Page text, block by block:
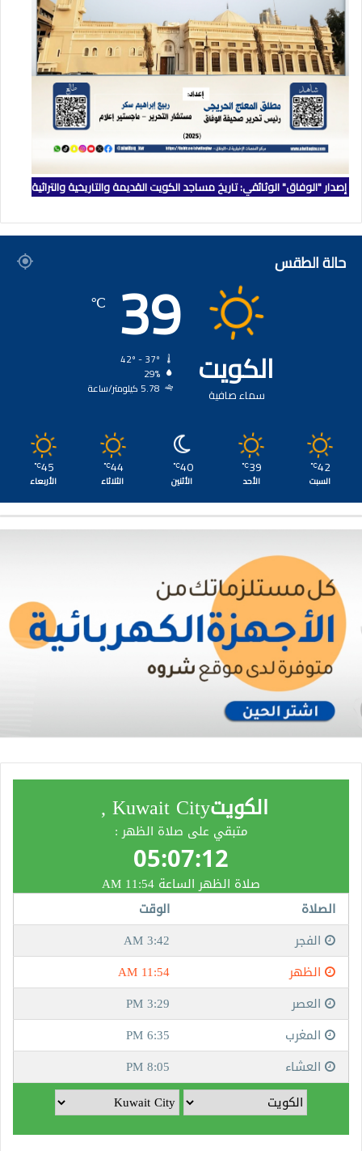
إصدار "الوفاق" الوثائقي: تاريخ مساجد الكويت القديمة والتاريخية والتراثية
حالة الطقس
الكويت
سماء صافية
39
℃
29%
5.78 كيلومتر/ساعة
42
℃
السبت
39
℃
الأحد
40
℃
الأثنين
44
℃
الثلاثاء
45
℃
الأربعاء